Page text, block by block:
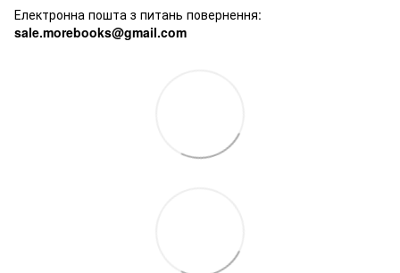
Електронна пошта з питань повернення:
sale.morebooks@gmail.com